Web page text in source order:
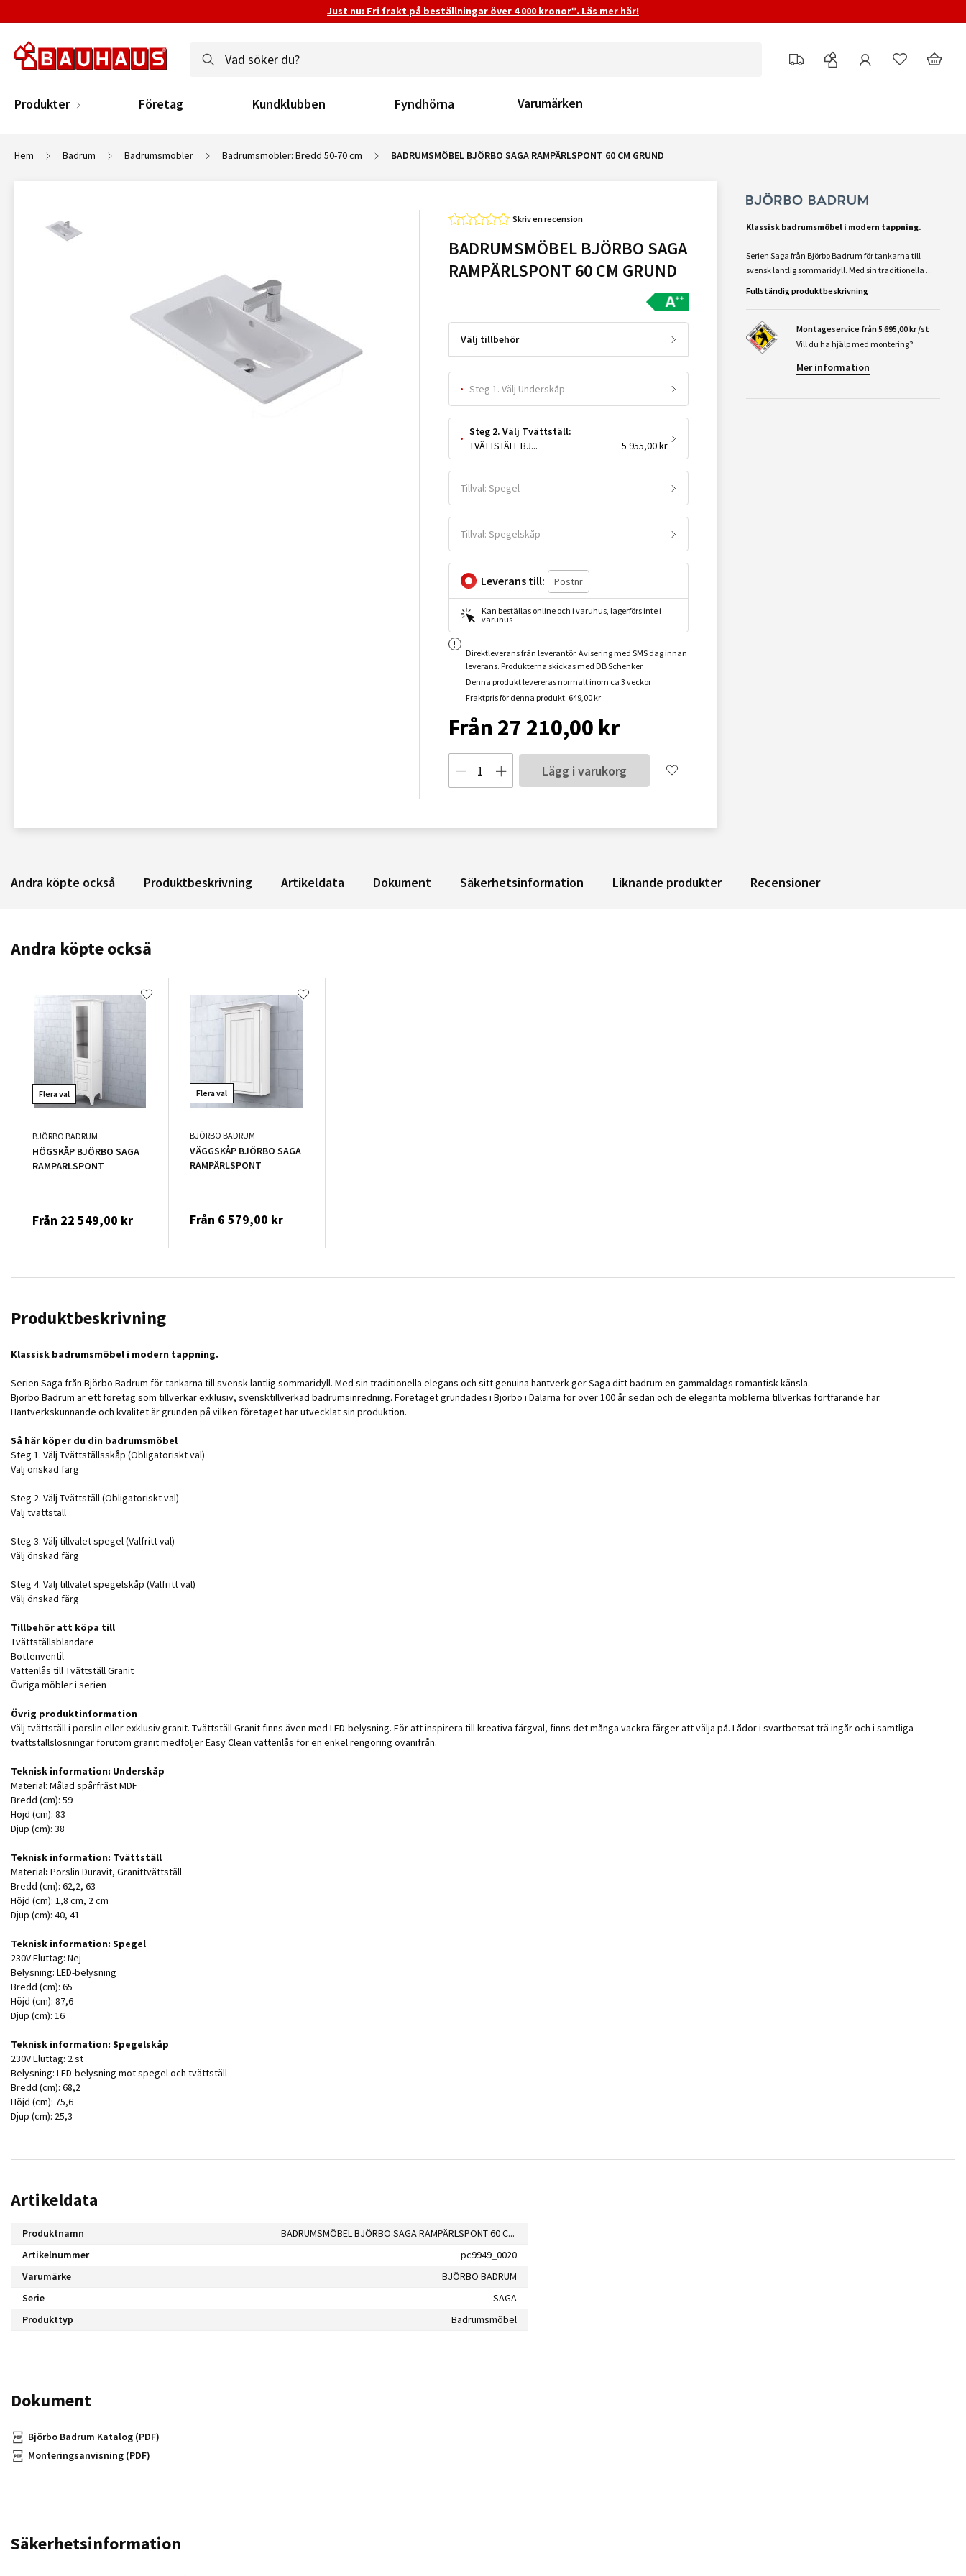
Just nu: Fri frakt på beställningar över 4 000 kronor*. Läs mer här!
Produkter Företag Kundklubben Fyndhörna Varumärken
Hem Badrum Badrumsmöbler Badrumsmöbler: Bredd 50-70 cm BADRUMSMÖBEL BJÖRBO SAGA RAMPÄRLSPONT 60 CM GRUND
Skriv en recension
BADRUMSMÖBEL BJÖRBO SAGA
RAMPÄRLSPONT 60 CM GRUND
Välj tillbehör
Steg 1. Välj Underskåp
Steg 2. Välj Tvättställ:
TVÄTTSTÄLL BJÖRBO PORSLIN 63X40X1,8CM VIT
5 955,00 kr
Tillval: Spegel
Tillval: Spegelskåp
Leverans till:
Kan beställas online och i varuhus, lagerförs inte i
varuhus
Direktleverans från leverantör. Avisering med SMS dag innan
leverans. Produkterna skickas med DB Schenker.
Denna produkt levereras normalt inom ca 3 veckor
Fraktpris för denna produkt: 649,00 kr
Från 27 210,00 kr
Lägg i varukorg
Klassisk badrumsmöbel i modern tappning.
Serien Saga från Björbo Badrum för tankarna till
svensk lantlig sommaridyll. Med sin traditionella ...
Fullständig produktbeskrivning
Montageservice från 5 695,00 kr /st
Vill du ha hjälp med montering?
Mer information
Andra köpte också Produktbeskrivning Artikeldata Dokument Säkerhetsinformation Liknande produkter Recensioner
Andra köpte också
Flera val
BJÖRBO BADRUM
HÖGSKÅP BJÖRBO SAGA
RAMPÄRLSPONT
Från 22 549,00 kr
Flera val
BJÖRBO BADRUM
VÄGGSKÅP BJÖRBO SAGA
RAMPÄRLSPONT
Från 6 579,00 kr
Produktbeskrivning
Klassisk badrumsmöbel i modern tappning.
Serien Saga från Björbo Badrum för tankarna till svensk lantlig sommaridyll. Med sin traditionella elegans och sitt genuina hantverk ger Saga ditt badrum en gammaldags romantisk känsla.
Björbo Badrum är ett företag som tillverkar exklusiv, svensktillverkad badrumsinredning. Företaget grundades i Björbo i Dalarna för över 100 år sedan och de eleganta möblerna tillverkas fortfarande här.
Hantverkskunnande och kvalitet är grunden på vilken företaget har utvecklat sin produktion.
Så här köper du din badrumsmöbel
Steg 1. Välj Tvättställsskåp (Obligatoriskt val)
Välj önskad färg
Steg 2. Välj Tvättställ (Obligatoriskt val)
Välj tvättställ
Steg 3. Välj tillvalet spegel (Valfritt val)
Välj önskad färg
Steg 4. Välj tillvalet spegelskåp (Valfritt val)
Välj önskad färg
Tillbehör att köpa till
Tvättställsblandare
Bottenventil
Vattenlås till Tvättställ Granit
Övriga möbler i serien
Övrig produktinformation
Välj tvättställ i porslin eller exklusiv granit. Tvättställ Granit finns även med LED-belysning. För att inspirera till kreativa färgval, finns det många vackra färger att välja på. Lådor i svartbetsat trä ingår och i samtliga
tvättställslösningar förutom granit medföljer Easy Clean vattenlås för en enkel rengöring ovanifrån.
Teknisk information: Underskåp
Material: Målad spårfräst MDF
Bredd (cm): 59
Höjd (cm): 83
Djup (cm): 38
Teknisk information: Tvättställ
Material: Porslin Duravit, Granittvättställ
Bredd (cm): 62,2, 63
Höjd (cm): 1,8 cm, 2 cm
Djup (cm): 40, 41
Teknisk information: Spegel
230V Eluttag: Nej
Belysning: LED-belysning
Bredd (cm): 65
Höjd (cm): 87,6
Djup (cm): 16
Teknisk information: Spegelskåp
230V Eluttag: 2 st
Belysning: LED-belysning mot spegel och tvättställ
Bredd (cm): 68,2
Höjd (cm): 75,6
Djup (cm): 25,3
Artikeldata
Produktnamn
BADRUMSMÖBEL BJÖRBO SAGA RAMPÄRLSPONT 60 CM GRUND
Artikelnummer
pc9949_0020
Varumärke
BJÖRBO BADRUM
Serie
SAGA
Produkttyp
Badrumsmöbel
Dokument
Björbo Badrum Katalog (PDF)
Monteringsanvisning (PDF)
Säkerhetsinformation